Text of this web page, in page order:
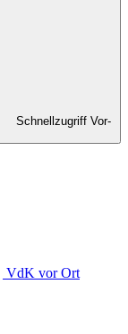
Schnellzugriff Vor-
VdK vor Ort